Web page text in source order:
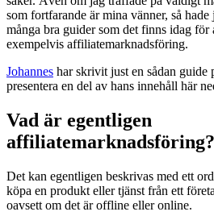
som fortfarande är mina vänner, så
många bra guider som det finns idag för
exempelvis affiliatemarknadsföring.
Johannes har skrivit just en sådan guide
presentera en del av hans innehåll här
Vad är egentligen
affiliatemarknadsföring?
Det kan egentligen beskrivas med ett
köpa en produkt eller tjänst från ett
oavsett om det är offline eller online.